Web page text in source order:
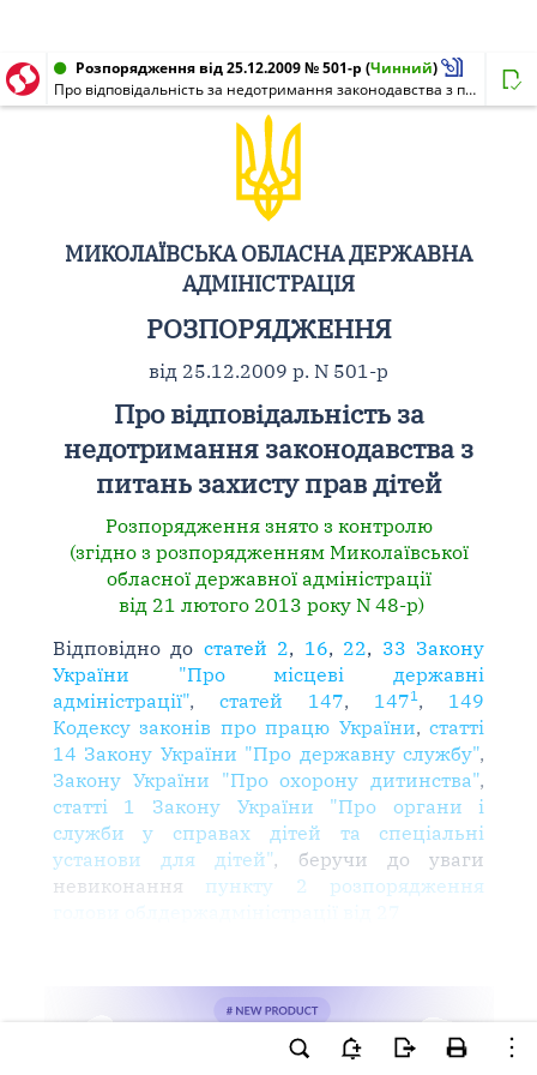
Розпорядження від 25.12.2009 № 501-р (Чинний)
Про відповідальність за недотримання законодавства з питань захисту прав дітей
МИКОЛАЇВСЬКА ОБЛАСНА ДЕРЖАВНА
АДМІНІСТРАЦІЯ
РОЗПОРЯДЖЕННЯ
від 25.12.2009 р. N 501-р
Про відповідальність за
недотримання законодавства з
питань захисту прав дітей
Розпорядження знято з контролю
(згідно з розпорядженням Миколаївської
обласної державної адміністрації
від 21 лютого 2013 року N 48-р)
Відповідно до статей 2, 16, 22, 33 Закону
України "Про місцеві державні
адміністрації", статей 147, 1471, 149
Кодексу законів про працю України,статті
14 Закону України "Про державну службу",
Закону України "Про охорону дитинства",
статті 1 Закону України "Про органи і
служби у справах дітей та спеціальні
установи для дітей", беручи до уваги
невиконання пункту 2 розпорядження